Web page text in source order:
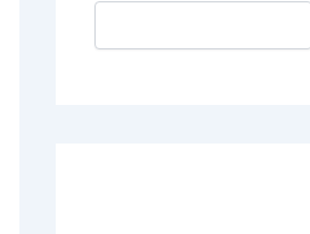
Tìm kiếm